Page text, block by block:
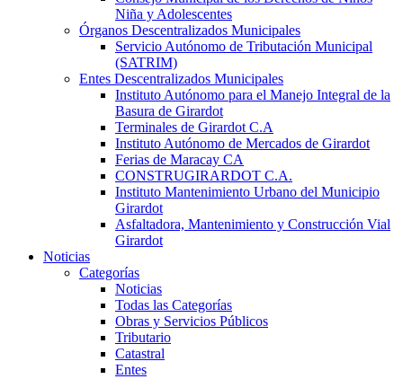
Niña y Adolescentes
Órganos Descentralizados Municipales
Servicio Autónomo de Tributación Municipal
(SATRIM)
Entes Descentralizados Municipales
Instituto Autónomo para el Manejo Integral de la
Basura de Girardot
Terminales de Girardot C.A
Instituto Autónomo de Mercados de Girardot
Ferias de Maracay CA
CONSTRUGIRARDOT C.A.
Instituto Mantenimiento Urbano del Municipio
Girardot
Asfaltadora, Mantenimiento y Construcción Vial
Girardot
Noticias
Categorías
Noticias
Todas las Categorías
Obras y Servicios Públicos
Tributario
Catastral
Entes